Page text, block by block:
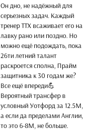
Он дно, не надёжный для
серьезных задач. Каждый
тренер ТТХ всаживает его на
лавку рано или поздно. Но
можно ещё подождать, пока
26ти летний талант
раскроется сполна, Прайм
защитника к 30 годам же?
Все ещё впереди💪
Вероятный трансфер в
условный Уотфорд за 12.5М,
а если да пределами Англии,
то это 6-8М, не больше.